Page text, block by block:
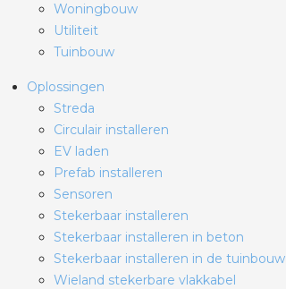
Woningbouw
Utiliteit
Tuinbouw
Oplossingen
Streda
Circulair installeren
EV laden
Prefab installeren
Sensoren
Stekerbaar installeren
Stekerbaar installeren in beton
Stekerbaar installeren in de tuinbouw
Wieland stekerbare vlakkabel